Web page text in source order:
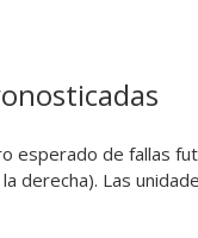
esperado de fallas
derecha). Las